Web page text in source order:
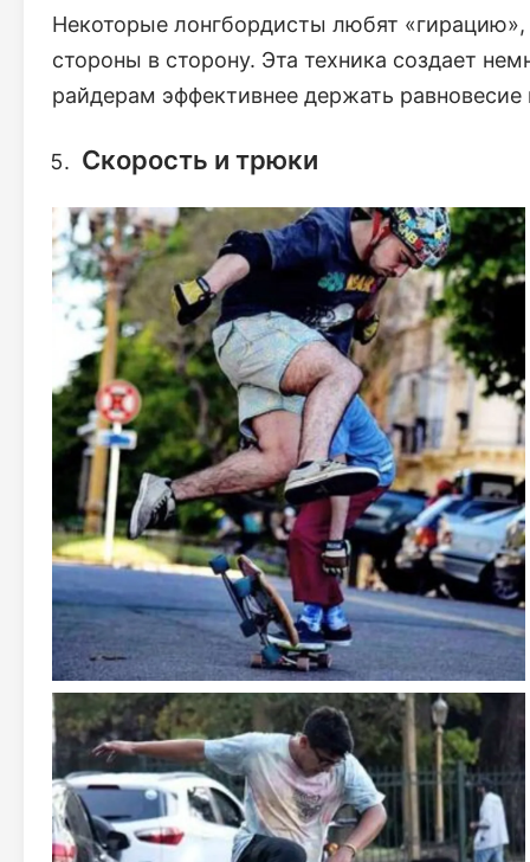
Некоторые лонгбордисты любят
стороны в сторону. Эта техника создает
райдерам эффективнее держать
Скорость и трюки